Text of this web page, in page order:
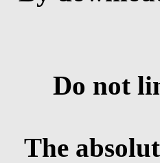
Do not
The